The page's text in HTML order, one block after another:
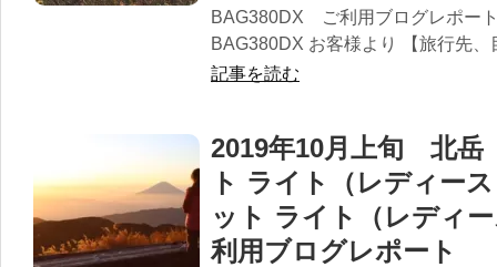
BAG380DX ご利用ブログレポー
BAG380DX お客様より 【旅行先、
記事を読む
2019年10月上旬 北
ト ライト（レディー
ット ライト（レディ
利用ブログレポート